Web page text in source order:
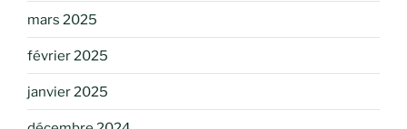
mars 2025
février 2025
janvier 2025